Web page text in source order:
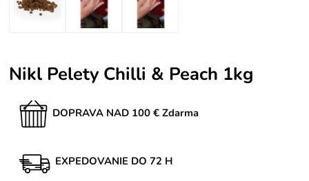
Nikl Pelety Chilli & Peach 1kg
DOPRAVA NAD 100 € Zdarma
EXPEDOVANIE DO 72 H